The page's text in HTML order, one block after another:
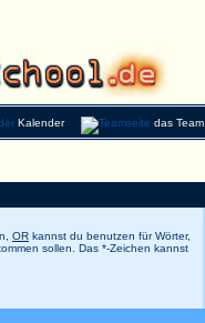
Kalender das Team
OR kannst du benutzen für Wörter,
sollen. Das *-Zeichen kannst